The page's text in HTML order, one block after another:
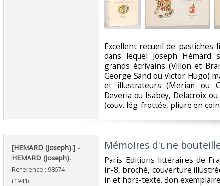
‎Excellent recueil de pastiches
dans lequel Joseph Hémard
grands écrivains (Villon et
George Sand ou Victor Hugo)
et illustrateurs (Merian ou
Deveria ou Isabey, Delacroix
(couv. lég. frottée, pliure en
‎[HEMARD (Joseph).] - ‎
‎HEMARD (Joseph).‎
Reference : 98674
(1941)
‎Mémoires d'une
‎Paris Editions littéraires de
in-8, broché, couverture
in et hors-texte. Bon